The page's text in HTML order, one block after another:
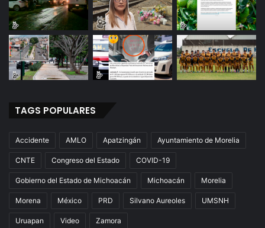
TAGS POPULARES
Accidente AMLO Apatzingán Ayuntamiento de Morelia
CNTE Congreso del Estado COVID-19
Gobierno del Estado de Michoacán Michoacán Morelia
Morena México PRD Silvano Aureoles UMSNH
Uruapan Video Zamora